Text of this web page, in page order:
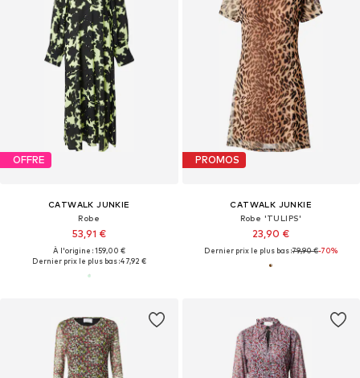
OFFRE
CATWALK JUNKIE
Robe
53,91 €
À l'origine : 159,00 €
Dernier prix le plus bas :47,92 €
PROMOS
CATWALK JUNKIE
Robe 'TULIPS'
23,90 €
Dernier prix le plus bas :79,90 €-70%